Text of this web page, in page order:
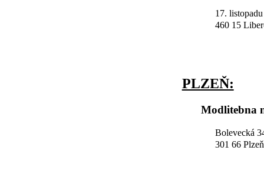
17.
460 15
PLZEŇ:
Modlitebna
Bolevecká
301 66 Plzeň